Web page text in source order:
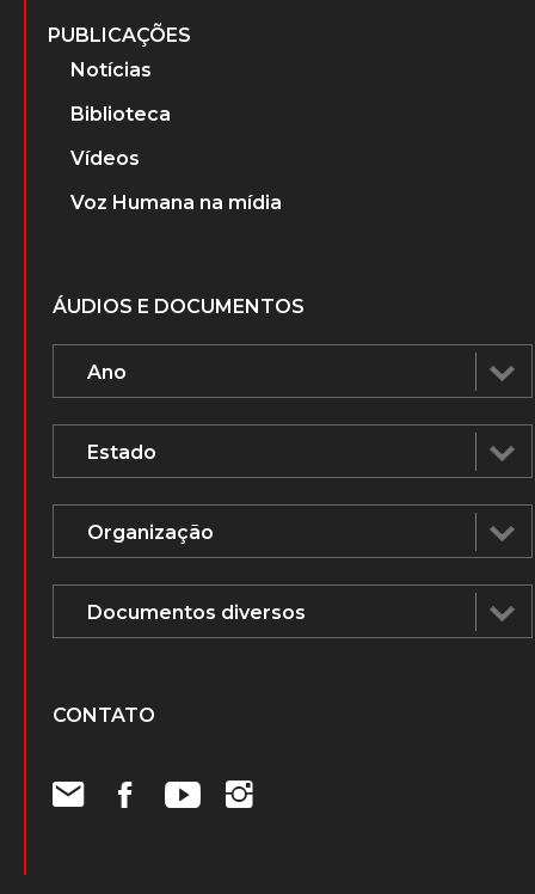
PUBLICAÇÕES
Notícias
Biblioteca
Vídeos
Voz Humana na mídia
ÁUDIOS E DOCUMENTOS
CONTATO